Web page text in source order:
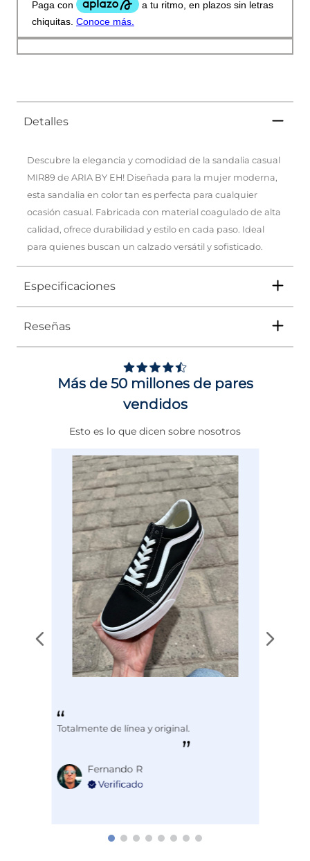
Detalles
Descubre la elegancia y comodidad de la sandalia casual
MIR89 de ARIA BY EH! Diseñada para la mujer moderna,
esta sandalia en color tan es perfecta para cualquier
ocasión casual. Fabricada con material coagulado de alta
calidad, ofrece durabilidad y estilo en cada paso. Ideal
para quienes buscan un calzado versátil y sofisticado.
Especificaciones
Tipo
Género Mujer
ENTRE 6 Y 7 CMS
NORMAL
CAFE
Reseñas
Más de 50 millones de pares
vendidos
Esto es lo que dicen sobre nosotros
Totalmente de línea y original.
Fernando R